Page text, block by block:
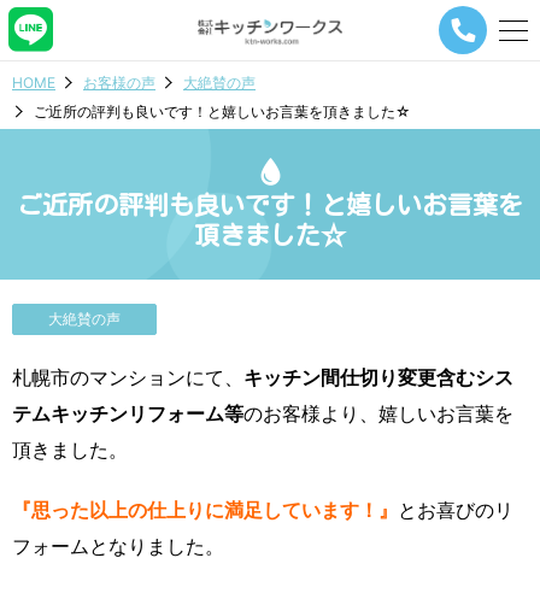
メ
ナ
ー
シ
ボ
HOME お客様の声
大絶賛の声
ご近所の評判も良いです！と嬉しいお言葉を頂きました☆
ご近所の評判も良いです！と嬉しいお言葉を
頂きました☆
大絶賛の声
札幌市のマンションにて、 キッチン間仕切り変更含むシス
テムキッチンリフォーム等のお客様より、嬉しいお言葉を
頂きました。
『思った以上の仕上りに満足しています！』 とお喜びのリ
フォームとなりました。